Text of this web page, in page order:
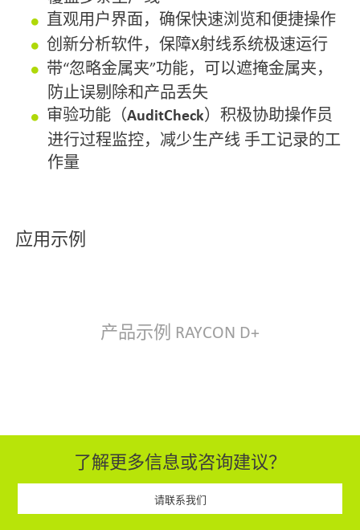
管/罐内残留空气检测
非磁性不锈钢和有色金属污染物检测，甚
至可用于铝膜包装食品检测
可以同时检测不同产品，一套检测系统可
覆盖多条生产线
直观用户界面，
确保快速浏览和便捷操作
创新分析软件，保障X射线系统
审验功能（
产品示例 RAYCON D+